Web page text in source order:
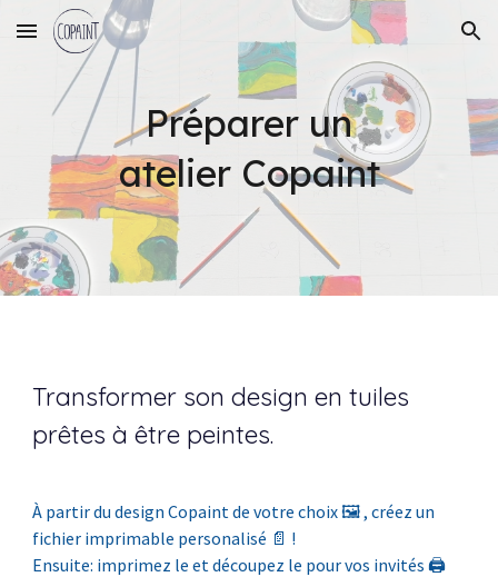
Skip to main content Skip to navigation
Préparer un
atelier Copaint
Transformer son design en tuiles
prêtes à être peintes.
À partir du design Copaint de votre choix 🖼️ , créez un
fichier imprimable personalisé 📄 !
Ensuite: imprimez le et découpez le pour vos invités 🖨️